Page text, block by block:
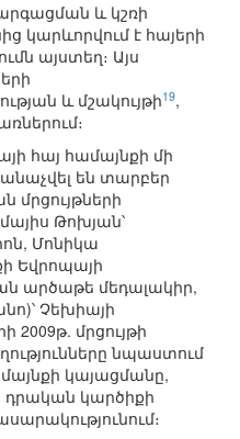
և կշռի
կարևորվում է հայերի
այստեղ։ Այս
և մշակույթի19,
հայ համայնքի մի
են տարբեր
Թոխյան՝
Մոնիկա
Եվրոպայի
արծաթե մեդալակիր,
Չեխիայի
մրցույթի
նպաստում
կայացմանը,
դրական կարծիքի